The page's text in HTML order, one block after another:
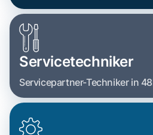
Servicetechniker
Servicepartner-Techniker in